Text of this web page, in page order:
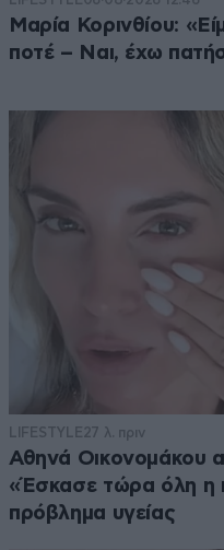
Μαρία Κορινθίου:
ποτέ – Ναι, έχω
LIFESTYLE27 λ. πριν
Αθηνά Οικονομάκου
«Έσκασε τώρα όλη η
πρόβλημα υγείας